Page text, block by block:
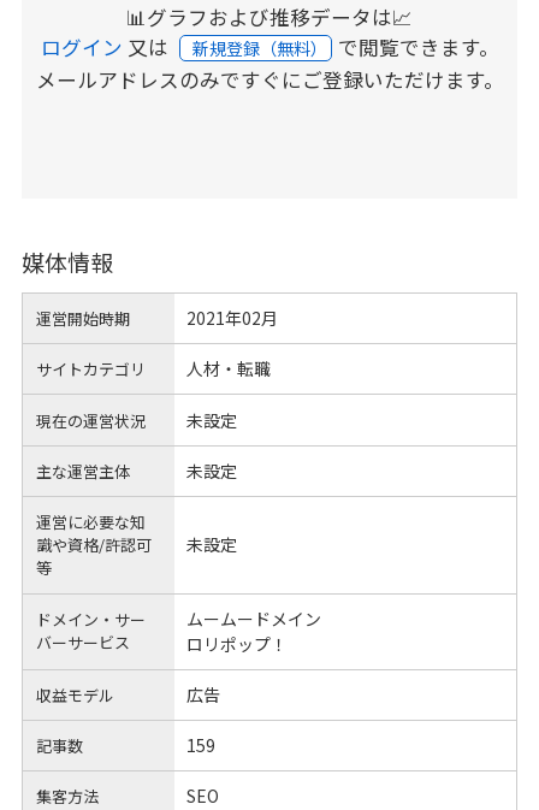
📊グラフおよび推移データは📈
ログイン 又は 新規登録（無料） で閲覧できます。
メールアドレスのみですぐにご登録いただけます。
媒体情報
運営開始時期 2021年02月
サイトカテゴリ 人材・転職
現在の運営状況 未設定
主な運営主体 未設定
運営に必要な知
識や資格/許認可
等
未設定
ドメイン・サー
バーサービス
ムームードメイン
ロリポップ！
収益モデル 広告
記事数 159
集客方法 SEO